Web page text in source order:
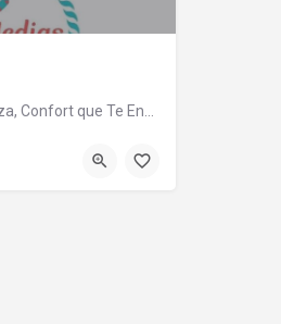
"Lencería que Resalta Tu Belleza, Confort que Te Enamora"